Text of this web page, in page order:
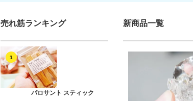
売れ筋ランキング
1
パロサント スティック
新商品一覧